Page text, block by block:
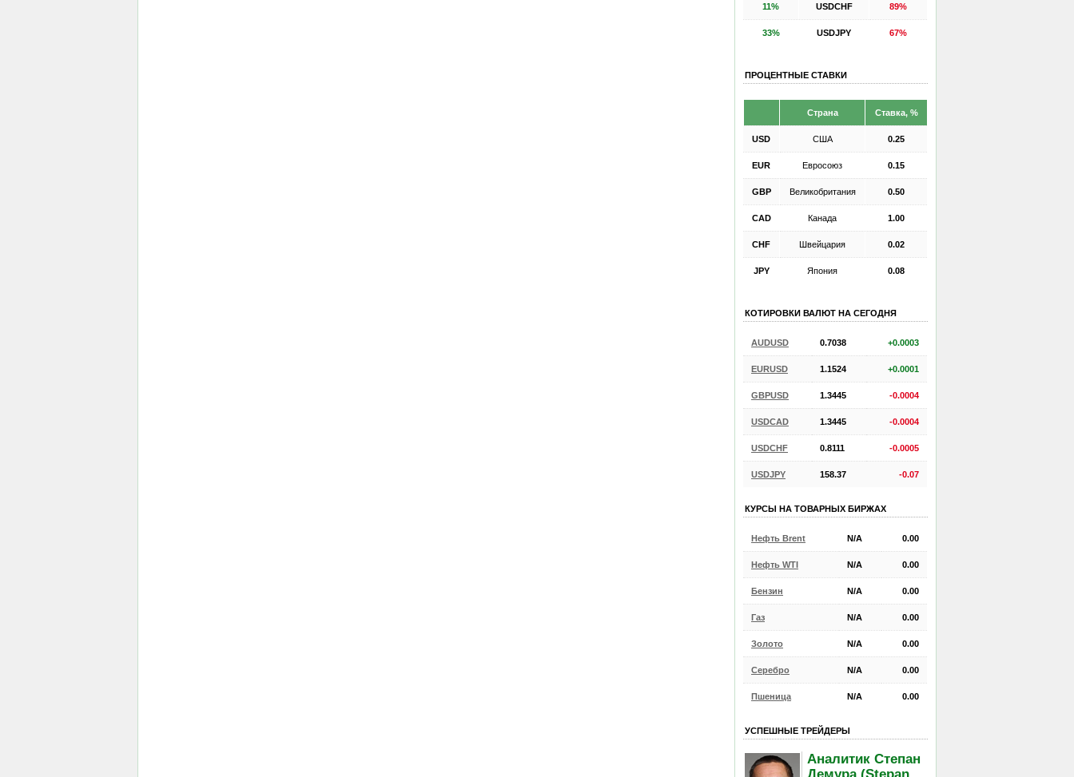
11% USDCHF 89%
33% USDJPY 67%
ПРОЦЕНТНЫЕ СТАВКИ
Страна Ставка, %
USD США 0.25
EUR Евросоюз 0.15
GBP Великобритания 0.50
CAD Канада 1.00
CHF Швейцария 0.02
JPY Япония 0.08
КОТИРОВКИ ВАЛЮТ НА СЕГОДНЯ
AUDUSD 0.7038 +0.0003
EURUSD 1.1524 +0.0001
GBPUSD 1.3445 -0.0004
USDCAD 1.3445 -0.0004
USDCHF 0.8111 -0.0005
USDJPY 158.37 -0.07
КУРСЫ НА ТОВАРНЫХ БИРЖАХ
Нефть Brent N/A 0.00
Нефть WTI N/A 0.00
Бензин N/A 0.00
Газ N/A 0.00
Золото N/A 0.00
Серебро N/A 0.00
Пшеница N/A 0.00
УСПЕШНЫЕ ТРЕЙДЕРЫ
Аналитик Степан
Демура (Stepan